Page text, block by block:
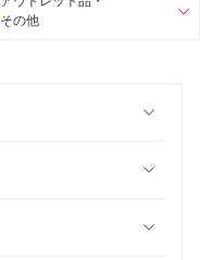
その他